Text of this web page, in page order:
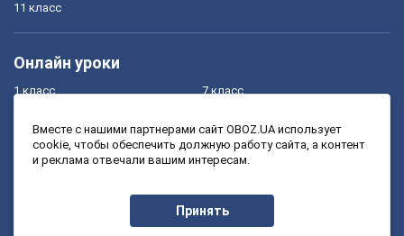
11 класс
Онлайн уроки
1 класс
3 класс
7 класс
9 класс
Вместе с нашими партнерами сайт OBOZ.UA использует
cookie, чтобы обеспечить должную работу сайта, а контент
и реклама отвечали вашим интересам.
Принять